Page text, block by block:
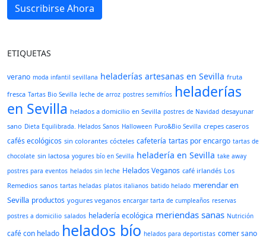
Suscribirse Ahora
ETIQUETAS
verano moda infantil sevillana heladerías artesanas en Sevilla fruta
fresca Tartas Bio Sevilla leche de arroz postres semifríos heladerías
en Sevilla helados a domicilio en Sevilla postres de Navidad desayunar
sano Dieta Equilibrada. Helados Sanos Halloween Puro&Bio Sevilla crepes caseros
cafés ecológicos sin colorantes cócteles cafetería tartas por encargo tartas de
chocolate sin lactosa yogures bío en Sevilla heladería en Sevilla take away
postres para eventos helados sin leche Helados Veganos café irlandés Los
Remedios sanos tartas heladas platos italianos batido helado merendar en
Sevilla productos yogures veganos encargar tarta de cumpleaños reservas
postres a domicilio salados heladería ecológica meriendas sanas Nutrición
café con helado helados bío helados para deportistas comer sano